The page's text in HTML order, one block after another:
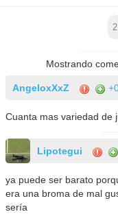
2
Mostrando
AngeloxXxZ
Cuanta mas variedad de
Lipotegui
ya puede ser barato
era una broma de mal
sería